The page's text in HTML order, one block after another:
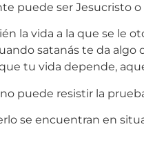
puede ser Jesucristo o
la vida a la que se le
satanás te da algo
tu vida depende,
puede resistir la
se encuentran en